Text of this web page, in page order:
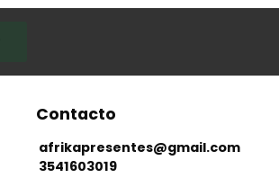
Contacto
afrikapresentes@gmail.com
3541603019